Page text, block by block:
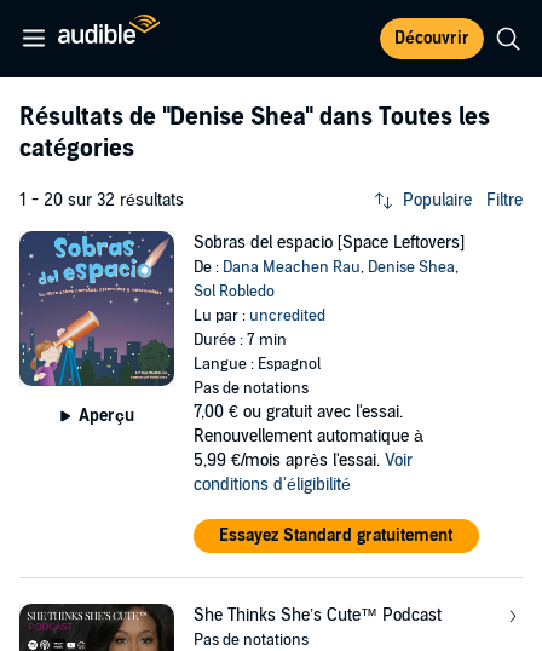
Découvrir
Résultats de "Denise Shea" dans Toutes les
catégories
1 - 20 sur 32 résultats Populaire Filtre
Aperçu
Sobras del espacio [Space Leftovers]
De : Dana Meachen Rau, Denise Shea,
Sol Robledo
Lu par : uncredited
Durée : 7 min
Langue : Espagnol
Pas de notations
7,00 € ou gratuit avec l'essai.
Renouvellement automatique à
5,99 €/mois après l'essai. Voir
conditions d'éligibilité
Essayez Standard gratuitement
She Thinks She’s Cute™ Podcast
Pas de notations